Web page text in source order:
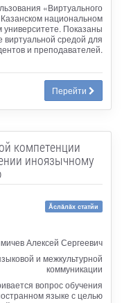
«Виртуального
национальном
университете. Показаны
средой для
и преподавателей.
Перейти
компетенции
иноязычному
Ăслăлăх статйи
Алексей Сергеевич
и межкультурной
коммуникации
вопрос обучения
языке с целью